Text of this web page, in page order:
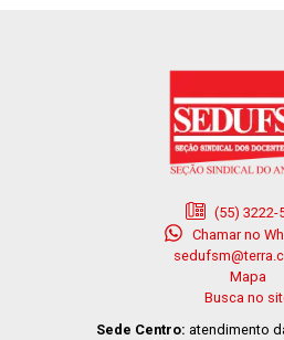
(55) 3222-
Chamar no
Mapa
Busca no
Sede Centro: atendimento